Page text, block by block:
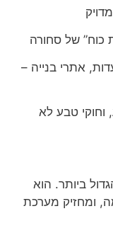
כוח” של סחורה
אתרי בנייה –
וחוקי טבע לא
ביותר. הוא
ומחזיק מערכת